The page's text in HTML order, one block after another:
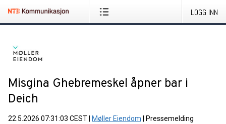
LOGG INN
Misgina Ghebremeskel åpner bar i
Deich
22.5.2026 07:31:03 CEST Møller Eiendom Pressemelding